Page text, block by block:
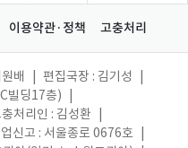
이용약관·정책 고충처리
배 편집국장 : 김기성
빌딩17층)
처리인 : 김성환
신고 : 서울종로 0676호